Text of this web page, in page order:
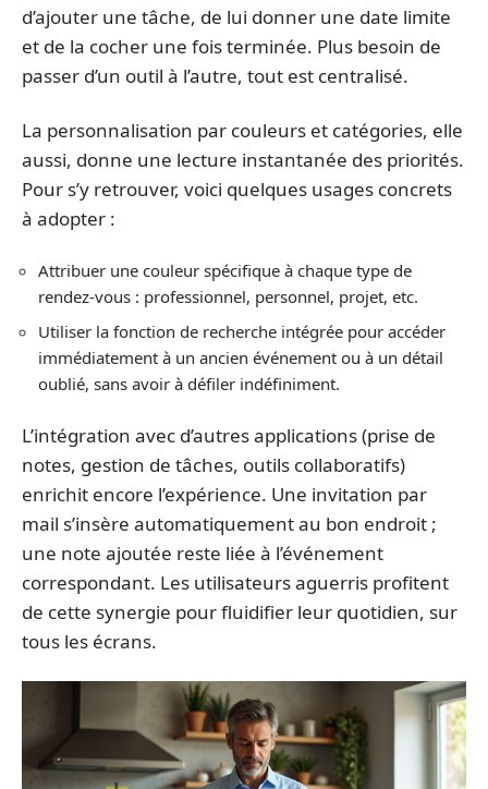
d’ajouter une tâche, de lui donner une date limite
et de la cocher une fois terminée. Plus besoin de
passer d’un outil à l’autre, tout est centralisé.
La personnalisation par couleurs et catégories, elle
aussi, donne une lecture instantanée des priorités.
Pour s’y retrouver, voici quelques usages concrets
à adopter :
Attribuer une couleur spécifique à chaque type de
rendez-vous : professionnel, personnel, projet, etc.
Utiliser la fonction de recherche intégrée pour accéder
immédiatement à un ancien événement ou à un détail
oublié, sans avoir à défiler indéfiniment.
L’intégration avec d’autres applications (prise de
notes, gestion de tâches, outils collaboratifs)
enrichit encore l’expérience. Une invitation par
mail s’insère automatiquement au bon endroit ;
une note ajoutée reste liée à l’événement
correspondant. Les utilisateurs aguerris profitent
de cette synergie pour fluidifier leur quotidien, sur
tous les écrans.